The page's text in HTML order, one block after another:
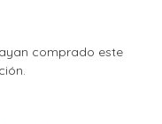
comprado este